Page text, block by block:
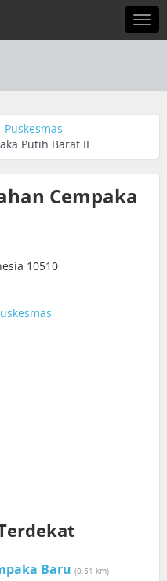
Puskesmas
Putih Barat II
Cempaka
10510
Baru (0.51 km)